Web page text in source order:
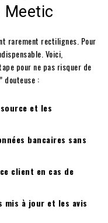
rarement rectilignes. Pour
Voici,
pour ne pas risquer de
douteuse :
et les
bancaires sans
client en cas de
mis à jour et les avis